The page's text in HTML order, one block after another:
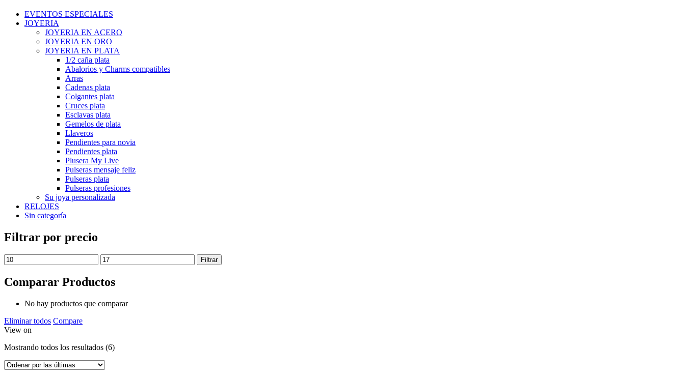
EVENTOS ESPECIALES
JOYERIA
JOYERIA EN ACERO
JOYERIA EN ORO
JOYERIA EN PLATA
1/2 caña plata
Abalorios y Charms compatibles
Arras
Cadenas plata
Colgantes plata
Cruces plata
Esclavas plata
Gemelos de plata
Llaveros
Pendientes para novia
Pendientes plata
Plusera My Live
Pulseras mensaje feliz
Pulseras plata
Pulseras profesiones
Su joya personalizada
RELOJES
Sin categoría
Filtrar por precio
Filtrar
Comparar Productos
No hay productos que comparar
Eliminar todos Compare
View on
Mostrando todos los resultados (6)